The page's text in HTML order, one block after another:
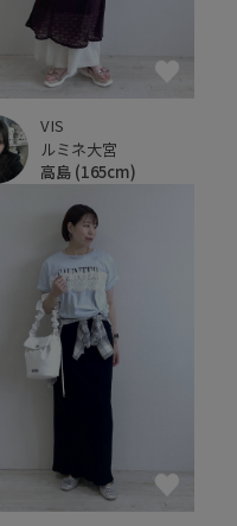
VIS
ルミネ大宮
高島 (165cm)